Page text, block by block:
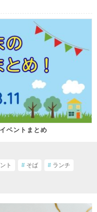
ベントまとめ
ト # そば # ランチ